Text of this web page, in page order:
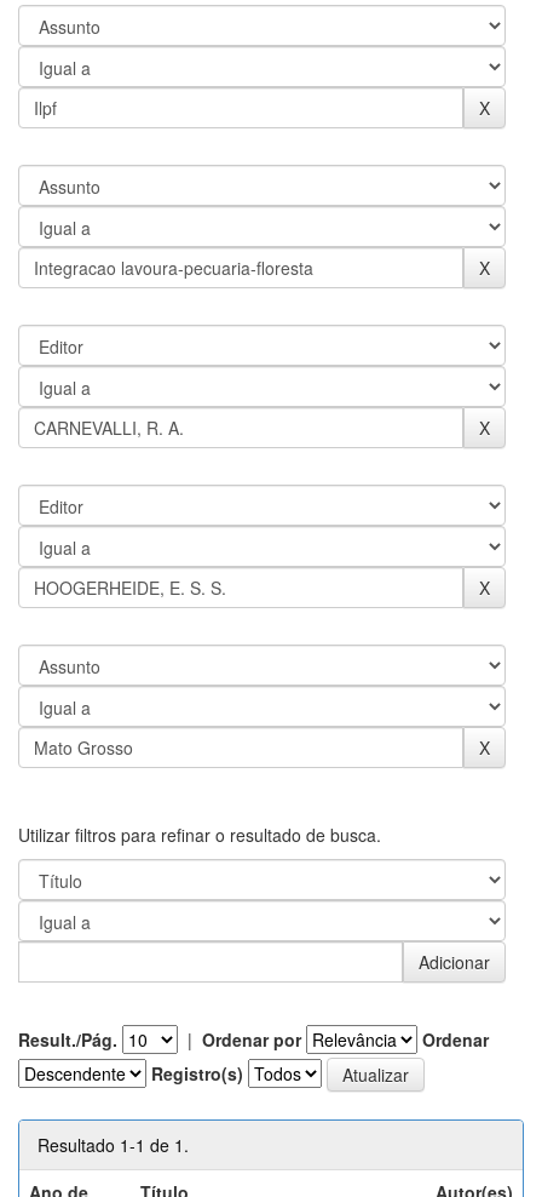
Utilizar filtros para refinar o resultado de busca.
Result./Pág. | Ordenar por
Ordenar
Registro(s)
Resultado 1-1 de 1.
Ano de
Título Autor(es)